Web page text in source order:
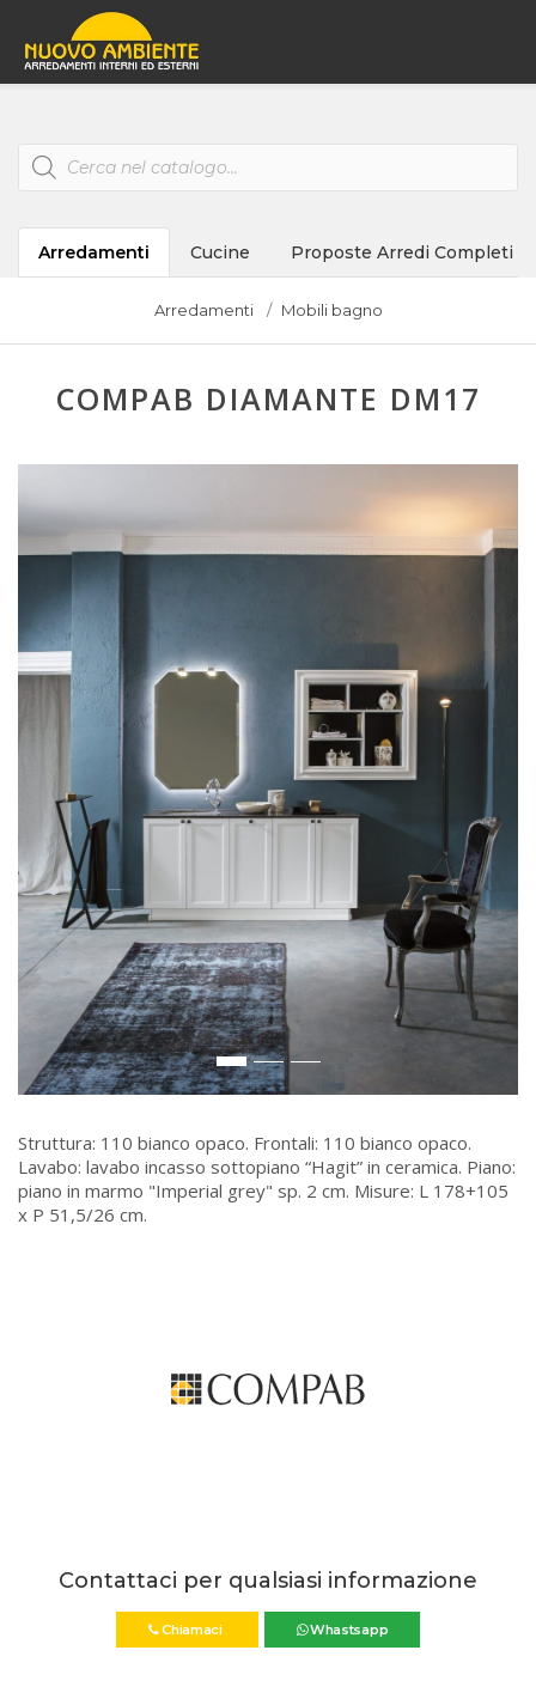
Products
search
Arredamenti Cucine Proposte Arredi Completi
Arredamenti Mobili bagno
COMPAB DIAMANTE DM17
Struttura: 110 bianco opaco. Frontali: 110 bianco opaco.
Lavabo: lavabo incasso sottopiano “Hagit” in ceramica. Piano:
piano in marmo "Imperial grey" sp. 2 cm. Misure: L 178+105
x P 51,5/26 cm.
Contattaci per qualsiasi informazione
Chiamaci Whastsapp